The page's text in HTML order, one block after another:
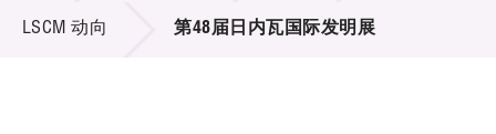
项目及资助计划
活动及消息
LSCM 动向 第48届日内瓦国际发明展